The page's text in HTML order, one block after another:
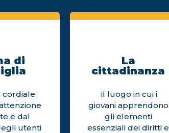
di
cordiale,
e dal
utenti
La
cittadinanza
il luogo in cui i
giovani apprendono
gli elementi
essenziali dei diritti e